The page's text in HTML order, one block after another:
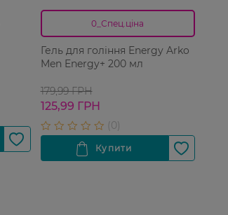
0_Спец.ціна
Гель для гоління Energy Arko
Men Energy+ 200 мл
179,99 ГРН
125,99 ГРН